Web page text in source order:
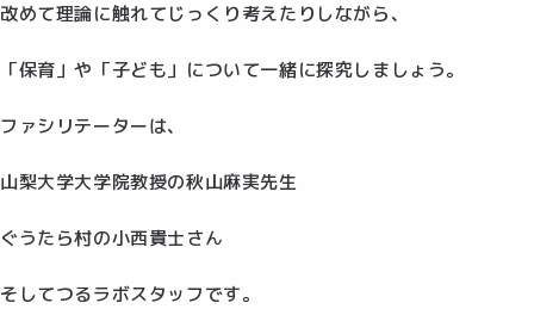
改めて理論に触れてじっくり考えたりしながら、
「保育」や「子ども」について一緒に探究しましょう。
ファシリテーターは、
山梨大学大学院教授の秋山麻実先生
ぐうたら村の小西貴士さん
そしてつるラボスタッフです。